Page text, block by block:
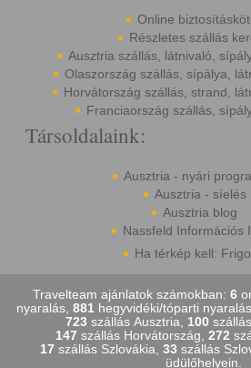
Online
Részletes szállás
Ausztria szállás, látnivaló,
Olaszország szállás, sípálya,
Horvátország szállás, strand,
Franciaország szállás,
Társoldalaink:
Ausztria - nyári
Ausztria - síelés
Ausztria blog
Nassfeld Információs
Ha térkép kell:
Travelteam ajánlatok számokban: 6
nyaralás, 881 hegyvidéki/tóparti
723 szállás Ausztria, 100
147 szállás Horvátország, 272
17 szállás Szlovákia, 33 szállás
üdülőhelyein.